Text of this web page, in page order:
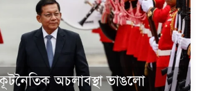
কূটনৈতিক অচলাবস্থা ভাঙলো